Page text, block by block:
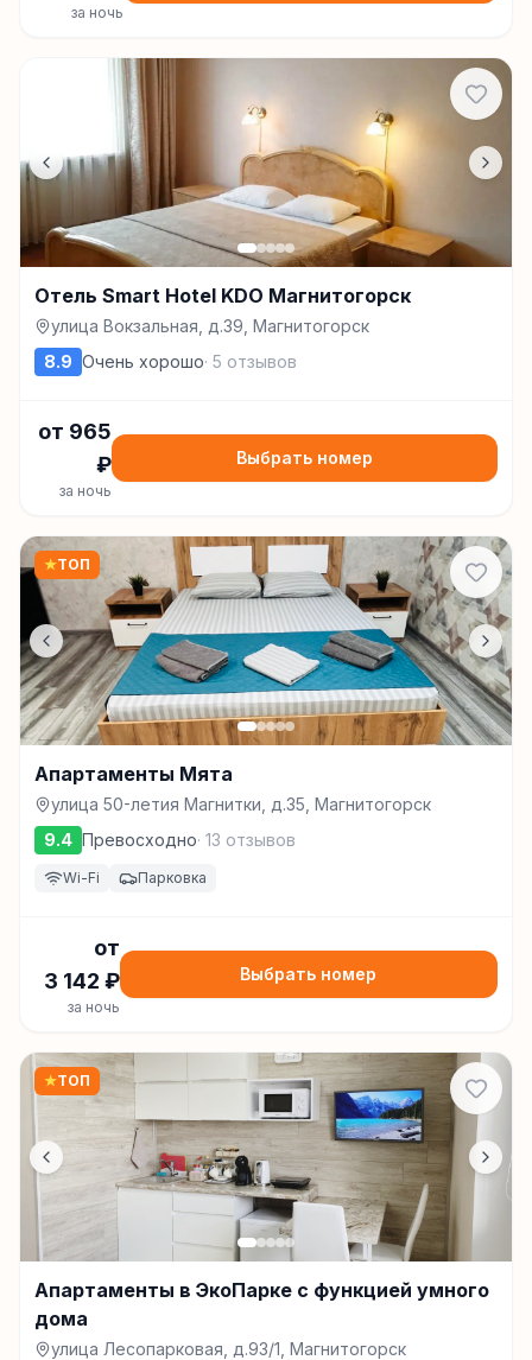
за ночь
Отель Smart Hotel KDO Магнитогорск
улица Вокзальная, д.39, Магнитогорск
8.9 Очень хорошо· 5 отзывов
от 965
₽
за ночь
Выбрать номер
★ТОП
Апартаменты Мята
улица 50-летия Магнитки, д.35, Магнитогорск
9.4 Превосходно· 13 отзывов
Wi-Fi Парковка
от
3 142 ₽
за ночь
Выбрать номер
★ТОП
Апартаменты в ЭкоПарке с функцией умного
дома
улица Лесопарковая, д.93/1, Магнитогорск